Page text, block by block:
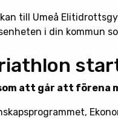
till Umeå
i din kommun
att går att förena